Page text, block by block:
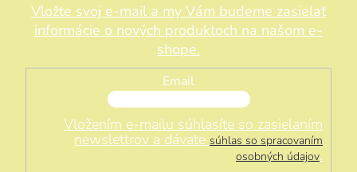
Vložte svoj e-mail a my Vám budeme zasielať
informácie o nových produktoch na našom e-
shope.
Email
Vložením e-mailu súhlasíte so zasielaním
newslettrov a dávate súhlas so spracovaním
osobných údajov.